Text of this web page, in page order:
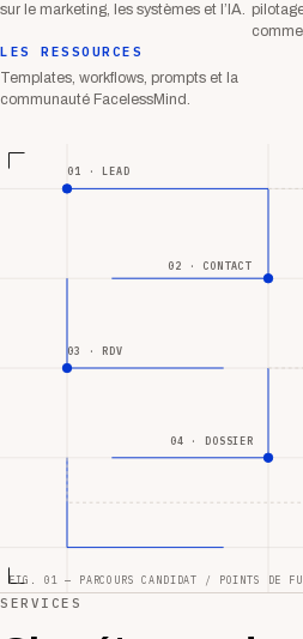
sur le marketing, les systèmes et l’IA.
LES RESSOURCES
Templates, workflows, prompts et la
communauté FacelessMind.
01 · LEAD
02 · CONTACT
03 · RDV
04 · DOSSIER
FIG. 01 — PARCOURS CANDIDAT / POINTS DE
SERVICES